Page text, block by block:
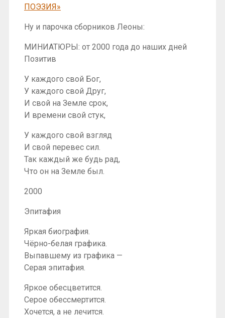
ПОЭЗИЯ»
Ну и парочка сборников Леоны:
МИНИАТЮРЫ: от 2000 года до наших дней
Позитив
У каждого свой Бог,
У каждого свой Друг,
И свой на Земле срок,
И времени свой стук,
У каждого свой взгляд
И свой перевес сил.
Так каждый же будь рад,
Что он на Земле был.
2000
Эпитафия
Яркая биография.
Чёрно-белая графика.
Выпавшему из графика —
Серая эпитафия.
Яркое обесцветится.
Серое обессмертится.
Хочется, а не лечится.